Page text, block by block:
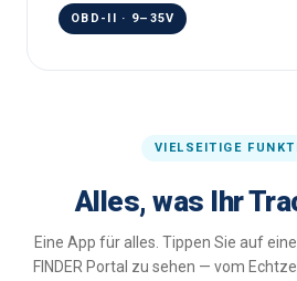
OBD-II · 9–35V
VIELSEITIGE
Alles, was Ihr
Eine App für alles. Tippen Sie auf
FINDER Portal zu sehen — vom